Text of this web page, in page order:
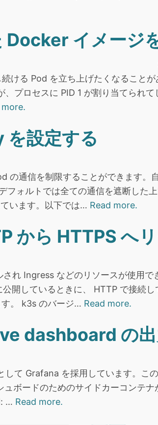
イメージ
ける Pod を立ち上げたくなること
プロセスに PID 1 が割り当てられ
more.
設定する
通信を制限することができます。
フォルトでは全ての通信を遮断した
います。以下では… Read more.
から HTTPS へ
れ Ingress などのリソースが使用で
開しているときに、 HTTP で接続し
す。 k3s のバージ… Read more.
dashboard の
して Grafana を採用しています。こ
ボードのためのサイドカーコンテナ
… Read more.